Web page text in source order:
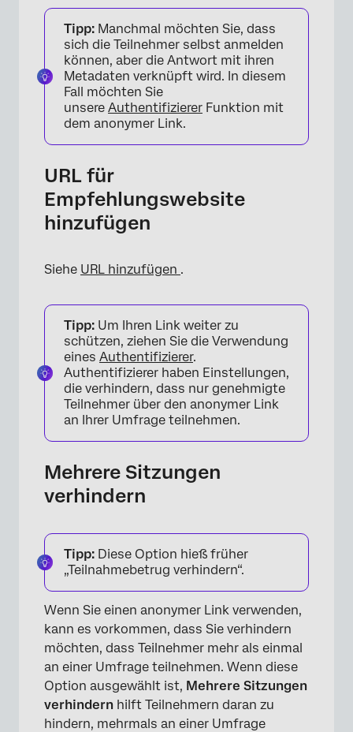
Tipp: Manchmal möchten Sie, dass
sich die Teilnehmer selbst anmelden
können, aber die Antwort mit ihren
Metadaten verknüpft wird. In diesem
Fall möchten Sie
unsere Authentifizierer Funktion mit
dem anonymer Link.
URL für
Empfehlungswebsite
hinzufügen
Siehe URL hinzufügen .
Tipp: Um Ihren Link weiter zu
schützen, ziehen Sie die Verwendung
eines Authentifizierer.
Authentifizierer haben Einstellungen,
die verhindern, dass nur genehmigte
Teilnehmer über den anonymer Link
an Ihrer Umfrage teilnehmen.
Mehrere Sitzungen
verhindern
Tipp: Diese Option hieß früher
„Teilnahmebetrug verhindern“.
Wenn Sie einen anonymer Link verwenden,
kann es vorkommen, dass Sie verhindern
möchten, dass Teilnehmer mehr als einmal
an einer Umfrage teilnehmen. Wenn diese
Option ausgewählt ist, Mehrere Sitzungen
verhindern hilft Teilnehmern daran zu
hindern, mehrmals an einer Umfrage